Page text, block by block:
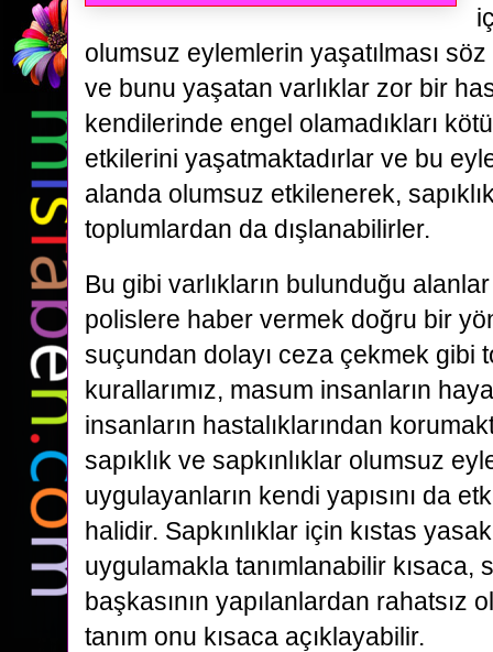
olumsuz eylemlerin yaşatılması
ve bunu yaşatan varlıklar zor bir
kendilerinde engel olamadıkları
etkilerini yaşatmaktadırlar ve bu
alanda olumsuz etkilenerek,
toplumlardan da dışlanabilirler.
Bu gibi varlıkların bulunduğu
polislere haber vermek doğru bir
suçundan dolayı ceza çekmek gibi
kurallarımız, masum insanların
insanların hastalıklarından
sapıklık ve sapkınlıklar olumsuz
uygulayanların kendi yapısını da
halidir. Sapkınlıklar için kıstas
uygulamakla tanımlanabilir kısaca,
başkasının yapılanlardan rahatsız
tanım onu kısaca açıklayabilir.